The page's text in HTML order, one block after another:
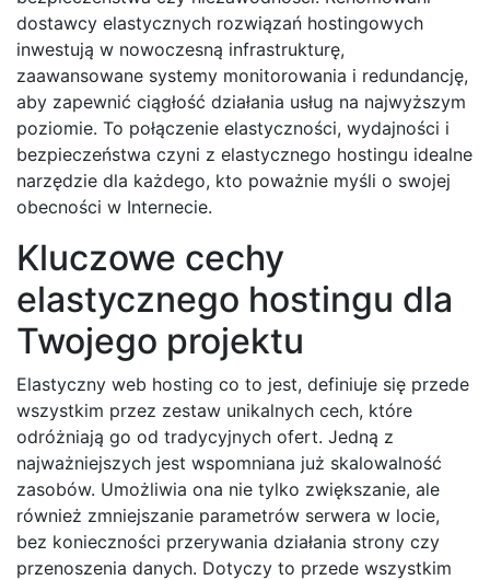
dostawcy elastycznych rozwiązań hostingowych
inwestują w nowoczesną infrastrukturę,
zaawansowane systemy monitorowania i redundancję,
aby zapewnić ciągłość działania usług na najwyższym
poziomie. To połączenie elastyczności, wydajności i
bezpieczeństwa czyni z elastycznego hostingu idealne
narzędzie dla każdego, kto poważnie myśli o swojej
obecności w Internecie.
Kluczowe cechy
elastycznego hostingu dla
Twojego projektu
Elastyczny web hosting co to jest, definiuje się przede
wszystkim przez zestaw unikalnych cech, które
odróżniają go od tradycyjnych ofert. Jedną z
najważniejszych jest wspomniana już skalowalność
zasobów. Umożliwia ona nie tylko zwiększanie, ale
również zmniejszanie parametrów serwera w locie,
bez konieczności przerywania działania strony czy
przenoszenia danych. Dotyczy to przede wszystkim